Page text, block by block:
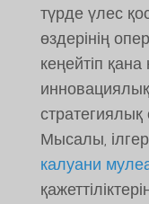
түрде үлес
өздерінің
кеңейтіп
стратегиялық
Мысалы,
калуани